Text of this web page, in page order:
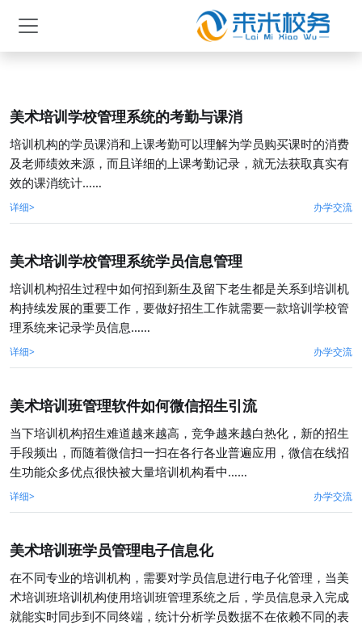
美术培训学校管理系统的考勤与课消
​培训机构的学员课消和上课考勤可以理解为学员购买课时的消费
及老师绩效来源，而且详细的上课考勤记录，就无法获取真实有
效的课消统计……
详细> 办学交流
美术培训学校管理系统学员信息管理
培训机构招生过程中如何招到新生及留下老生都是关系到培训机
构持续发展的重要工作，要做好招生工作就需要一款培训学校管
理系统来记录学员信息……
详细> 办学交流
美术培训班管理软件如何微信招生引流
当下培训机构招生难道越来越高，竞争越来越白热化，新的招生
手段频出，而随着微信扫一扫在各行各业普遍应用，微信在线招
生功能众多优点很快被大量培训机构看中……
详细> 办学交流
美术培训班学员管理电子信息化
​在不同专业的培训机构，需要对学员信息进行电子化管理，当美
术培训班培训机构使用培训班管理系统之后，学员信息录入完成
就能实时同步到不同终端，统计分析学员数据不在依赖不同的表